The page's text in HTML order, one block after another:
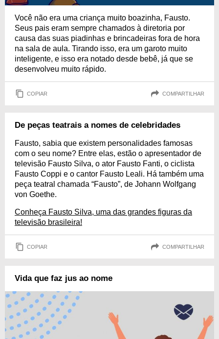
Você não era uma criança muito boazinha, Fausto.
Seus pais eram sempre chamados à diretoria por
causa das suas piadinhas e brincadeiras fora de hora
na sala de aula. Tirando isso, era um garoto muito
inteligente, e isso era notado desde bebê, já que se
desenvolveu muito rápido.
COPIAR COMPARTILHAR
De peças teatrais a nomes de celebridades
Fausto, sabia que existem personalidades famosas
com o seu nome? Entre elas, estão o apresentador de
televisão Fausto Silva, o ator Fausto Fanti, o ciclista
Fausto Coppi e o cantor Fausto Leali. Há também uma
peça teatral chamada “Fausto”, de Johann Wolfgang
von Goethe.
Conheça Fausto Silva, uma das grandes figuras da
televisão brasileira!
COPIAR COMPARTILHAR
Vida que faz jus ao nome